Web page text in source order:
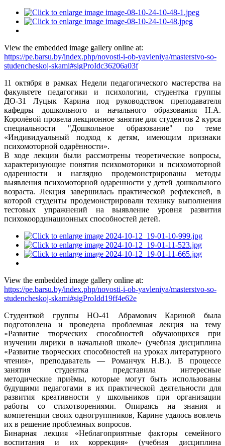
View the embedded image gallery online at:
https://pe.barsu.by/index.php/novosti-i-ob-yavleniya/masterstvo-so-
studencheskoj-skami#sigProIdc36206a03f
11 октября в рамках Недели педагогического мастерства на
факультете педагогики и психологии, студентка группы
ДО-31 Луцык Карина под руководством преподавателя
кафедры дошкольного и начального образования Н.А.
Королёвой провела лекционное занятие для студентов 2 курса
специальности "Дошкольное образование" по теме
«Индивидуальный подход к детям, имеющим признаки
психомоторной одарённости».
В ходе лекции были рассмотрены теоретические вопросы,
характеризующие понятия психомоторики и психомоторной
одаренности и наглядно продемонстрированы методы
выявления психомоторной одаренности у детей дошкольного
возраста. Лекция завершилась практической рефлексией, в
которой студенты продемонстрировали технику выполнения
тестовых упражнений на выявление уровня развития
психокоординационных способностей детей.
View the embedded image gallery online at:
https://pe.barsu.by/index.php/novosti-i-ob-yavleniya/masterstvo-so-
studencheskoj-skami#sigProIdd19ff4e62e
Cтуденткой группы НО-41 Абрамович Кариной была
подготовлена и проведена проблемная лекция на тему
«Развитие творческих способностей обучающихся при
изучении лирики в начальной школе» (учебная дисциплина
«Развитие творческихспособностей на уроках литературного
чтения», преподаватель — РоманчукН.В.). В процессе
занятия студентка представила интересные
методические приёмы, которые могут быть
использованы
будущими педагогами в ихпрактической деятельности для
развития креативности у школьников при организации
работы со стихотворениями. Опираясь на знания и
компетенции своих одногруппников, Карине удалось вовлечь
их в решение проблемных вопросов.
Бинарная лекция «Неблагоприятные факторы семейного
воспитания и их коррекция» (учебная дисциплина